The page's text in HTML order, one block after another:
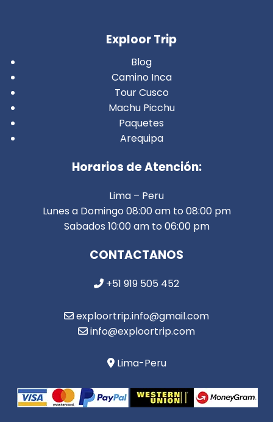
Exploor Trip
Blog
Camino Inca
Tour Cusco
Machu Picchu
Paquetes
Arequipa
Horarios de Atención:
Lima – Peru
Lunes a Domingo 08:00 am to 08:00 pm
Sabados 10:00 am to 06:00 pm
CONTACTANOS
+51 919 505 452
exploortrip.info@gmail.com
info@exploortrip.com
Lima-Peru